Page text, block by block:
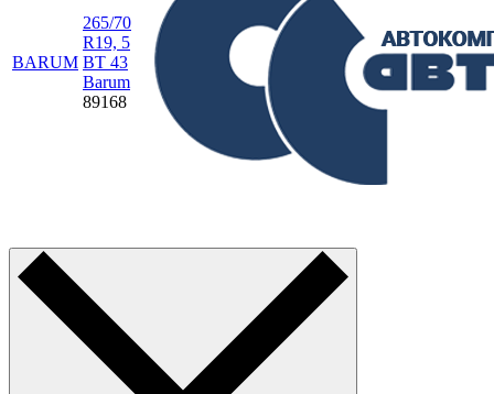
BARUM
265/70
R19, 5
BT 43
Barum
89168